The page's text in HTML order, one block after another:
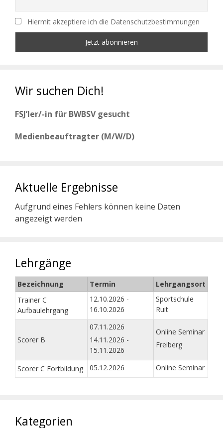
Hiermit akzeptiere ich die Datenschutzbestimmungen
Wir suchen Dich!
FSJ’ler/-in für BWBSV gesucht
Medienbeauftragter (M/W/D)
Aktuelle Ergebnisse
Aufgrund eines Fehlers können keine Daten
angezeigt werden
Lehrgänge
Bezeichnung Termin
Lehrgangsort
Trainer C
Aufbaulehrgang
12.10.2026 -
16.10.2026
Sportschule
Ruit
Scorer B
07.11.2026
14.11.2026 -
15.11.2026
Online Seminar
Freiberg
Scorer C Fortbildung 05.12.2026 Online Seminar
Kategorien